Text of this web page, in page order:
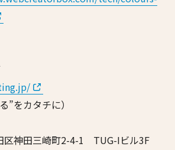
”をカタチに）
区神田三崎町2-4-1 TUG-Iビル3F